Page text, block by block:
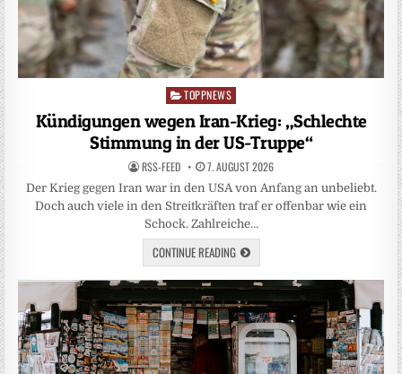
Posted
TOPPNEWS
Kündigungen wegen Iran-Krieg: „Schlechte
Stimmung in der US-Truppe“
RSS-FEED 7. AUGUST 2026
Der Krieg gegen Iran war in den USA von Anfang an unbeliebt.
Doch auch viele in den Streitkräften traf er offenbar wie ein
Schock. Zahlreiche…
CONTINUE READING